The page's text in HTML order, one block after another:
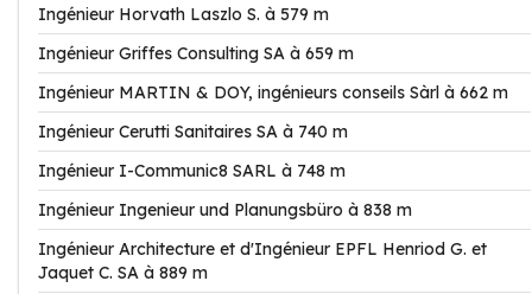
Ingénieur Horvath Laszlo S. à 579 m
Ingénieur Griffes Consulting SA à 659 m
Ingénieur MARTIN & DOY, ingénieurs conseils Sàrl à 662 m
Ingénieur Cerutti Sanitaires SA à 740 m
Ingénieur I-Communic8 SARL à 748 m
Ingénieur Ingenieur und Planungsbüro à 838 m
Ingénieur Architecture et d'Ingénieur EPFL Henriod G. et
Jaquet C. SA à 889 m